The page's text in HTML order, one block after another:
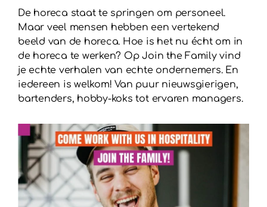
De horeca staat te springen om personeel.
Maar veel mensen hebben een vertekend
beeld van de horeca. Hoe is het nu écht om in
de horeca te werken? Op Join the Family vind
je echte verhalen van echte ondernemers. En
iedereen is welkom! Van puur nieuwsgierigen,
bartenders, hobby-koks tot ervaren managers.